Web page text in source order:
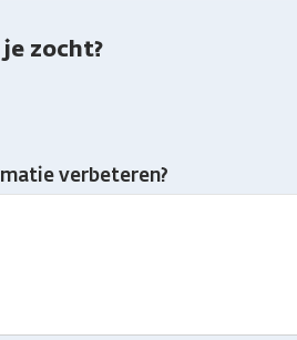
zocht?
verbeteren?